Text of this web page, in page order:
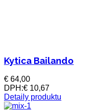
Kytica Bailando
€ 64,00
DPH:€ 10,67
Detaily produktu